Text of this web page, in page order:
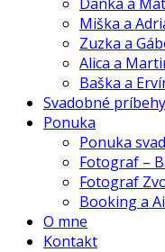
Miška a
Zuzka a
Alica a
Baška a
Svadobné príbehy
Ponuka
Ponuka
Fotograf –
Fotograf
Booking a
O mne
Kontakt